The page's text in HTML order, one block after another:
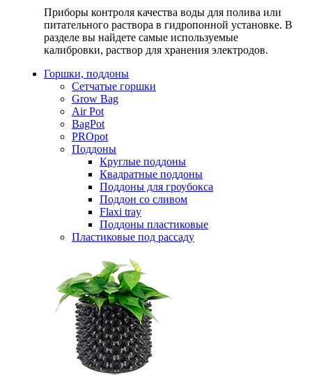
Приборы контроля качества воды для полива или
питательного раствора в гидропонной установке. В
разделе вы найдете самые используемые
калибровки, раствор для хранения электродов.
Горшки, поддоны
Сетчатые горшки
Grow Bag
Air Pot
BagPot
PROpot
Поддоны
Круглые поддоны
Квадратные поддоны
Поддоны для гроубокса
Поддон со сливом
Flaxi tray
Поддоны пластиковые
Пластиковые под рассаду